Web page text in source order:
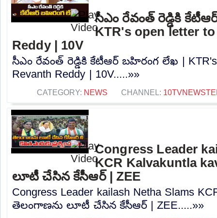
సీఎం రేవంత్ రెడ్డికి
KTR's open letter
Reddy | 10V
సీఎం రేవంత్ రెడ్డికి కేటీఆర్ బహిరంగ లేఖ | KTR's
Revanth Reddy | 10V.....»»
CATEGORY: NEWS CHANNEL:
Congress Leader
KCR Kalvakuntla
లూటీ చేసిన కేసీఆర్ | ZEE
Congress Leader kailash Netha Slams
తెలంగాణను లూటీ చేసిన కేసీఆర్ | ZEE.....»»